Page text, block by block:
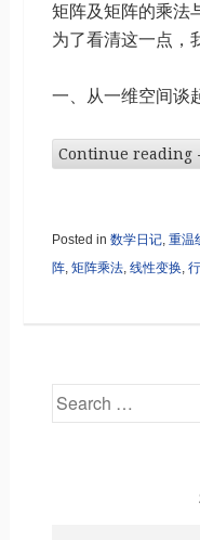
矩阵及矩阵的乘法
为了看清这一点，
一、从一维空间谈
Continue reading
Posted in 数学日记, 重温
阵, 矩阵乘法, 线性变换,
Search